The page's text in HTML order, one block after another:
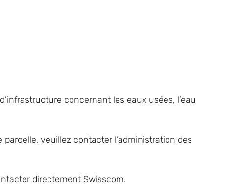
concernant les eaux usées, l’eau
veuillez contacter l’administration des
Pour l’infrastructure téléphonique, nous vous demandons de contacter directement Swisscom.